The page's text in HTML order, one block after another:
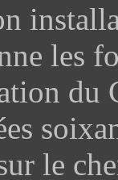
les
du
le